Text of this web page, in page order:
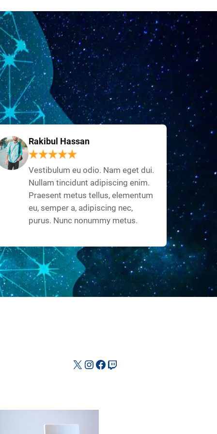
Rakibul Hassan
Vestibulum eu odio. Nam eget dui.
Nullam tincidunt adipiscing enim.
Praesent metus tellus, elementum
eu, semper a, adipiscing nec,
purus. Nunc nonummy metus.
X Instagram
Facebook
Twitch